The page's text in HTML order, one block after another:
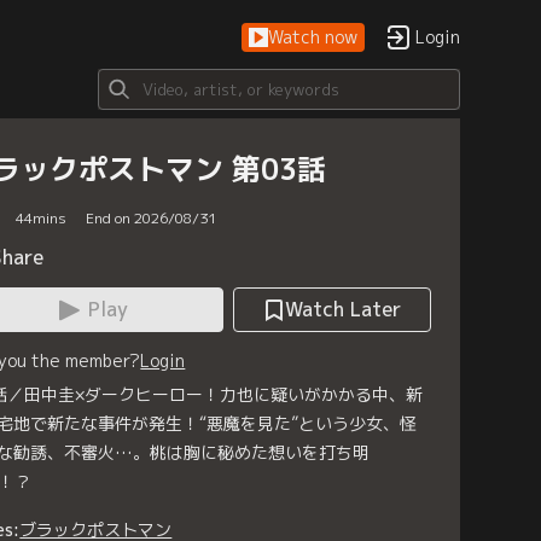
Watch now Login
ックポストマン 第03話
44mins End on 2026/08/31
Play
Watch Later
the member?Login
／田中圭×ダークヒーロー！力也に疑いがかかる中、新
地で新たな事件が発生！“悪魔を見た”という少女、怪
勧誘、不審火…。桃は胸に秘めた想いを打ち明
？
ブラックポストマン